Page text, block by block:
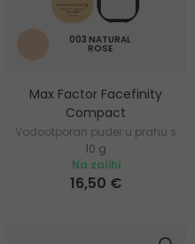
003 NATURAL
ROSE
Max Factor Facefinity
Compact
Vodootporan puder u prahu s
UV zaštitom
10 g
Na zalihi
16,50 €